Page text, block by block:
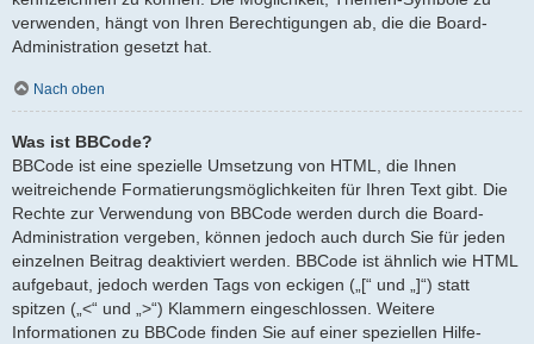
verwenden, hängt von Ihren Berechtigungen ab, die die Board-
Administration gesetzt hat.
Nach oben
Was ist BBCode?
BBCode ist eine spezielle Umsetzung von HTML, die Ihnen
weitreichende Formatierungsmöglichkeiten für Ihren Text gibt. Die
Rechte zur Verwendung von BBCode werden durch die Board-
Administration vergeben, können jedoch auch durch Sie für jeden
einzelnen Beitrag deaktiviert werden. BBCode ist ähnlich wie HTML
aufgebaut, jedoch werden Tags von eckigen („[“ und „]“) statt
spitzen („<“ und „>“) Klammern eingeschlossen. Weitere
Informationen zu BBCode finden Sie auf einer speziellen Hilfe-